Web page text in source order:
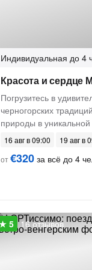
Индивидуальная до 4
Красота и сердце
Погрузитесь в
черногорских
природы в уникальной
16 авг в 09:00
19 авг в
от€320 за всё до 4
16 отзывов